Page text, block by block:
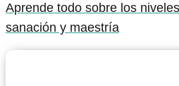
Aprende todo sobre los
sanación y maestría